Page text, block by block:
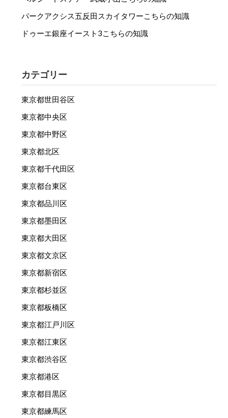
パークアクシス五反田スカイタワーこちらの知識
ドゥーエ銀座イースト3こちらの知識
カテゴリー
東京都世田谷区
東京都中央区
東京都中野区
東京都北区
東京都千代田区
東京都台東区
東京都品川区
東京都墨田区
東京都大田区
東京都文京区
東京都新宿区
東京都杉並区
東京都板橋区
東京都江戸川区
東京都江東区
東京都渋谷区
東京都港区
東京都目黒区
東京都練馬区